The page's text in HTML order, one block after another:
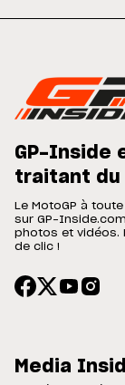
GP-Inside
traitant du
Le MotoGP à
sur GP-
photos et vidéos.
de clic !
Media